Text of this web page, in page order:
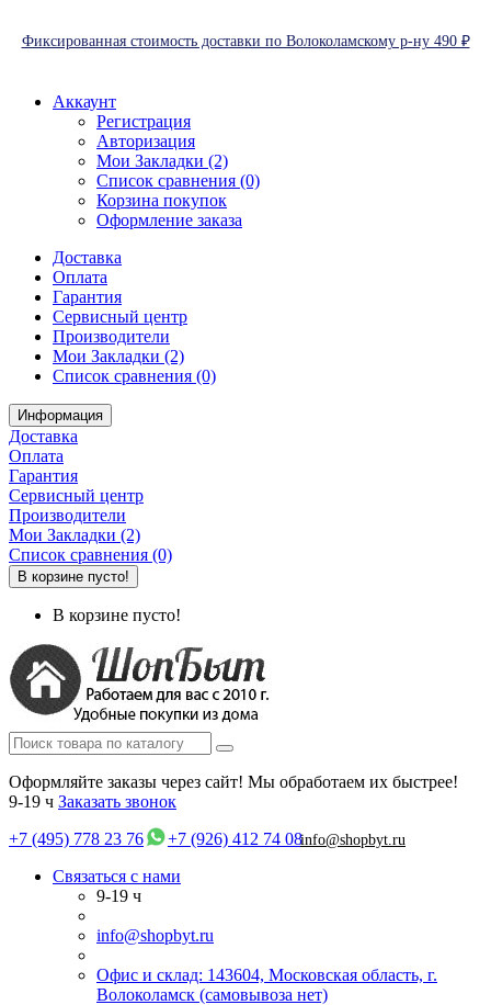
Фиксированная стоимость доставки по Волоколамскому р-ну 490 ₽
Аккаунт
Регистрация
Авторизация
Мои Закладки (2)
Список сравнения (0)
Корзина покупок
Оформление заказа
Доставка
Оплата
Гарантия
Сервисный центр
Производители
Мои Закладки (2)
Список сравнения (0)
Информация
Доставка
Оплата
Гарантия
Сервисный центр
Производители
Мои Закладки (2)
Список сравнения (0)
В корзине пусто!
В корзине пусто!
Оформляйте заказы через сайт! Мы обработаем их быстрее!
9-19 ч Заказать звонок
+7 (495) 778 23 76
+7 (926) 412 74 08info@shopbyt.ru
Связаться с нами
9-19 ч
info@shopbyt.ru
Офис и склад: 143604, Московская область, г.
Волоколамск (самовывоза нет)